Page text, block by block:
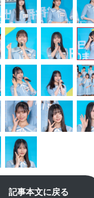
記事本文に戻る